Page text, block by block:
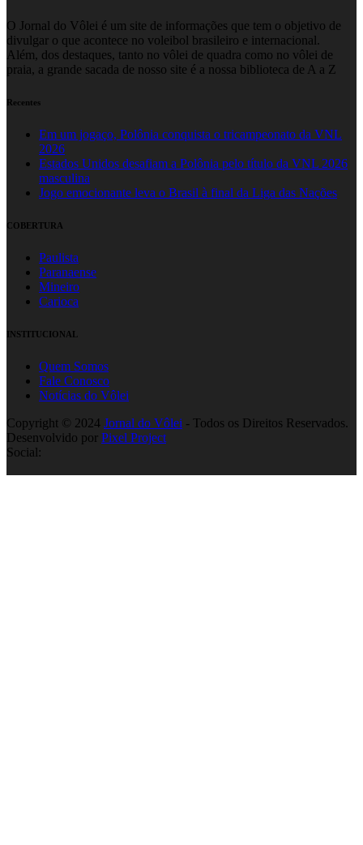
O Jornal do Vôlei é um site de informações que tem o objetivo de
divulgar o que acontece no voleibol brasileiro e internacional.
Além, dos destaques, tanto no vôlei de quadra como no vôlei de
praia, a grande sacada de nosso site é a nossa biblioteca de A a Z
Recentes
Em um jogaço, Polônia conquista o tricampeonato da VNL
2026
Estados Unidos desafiam a Polônia pelo título da VNL 2026
masculina
Jogo emocionante leva o Brasil à final da Liga das Nações
COBERTURA
Paulista
Paranaense
Mineiro
Carioca
INSTITUCIONAL
Quem Somos
Fale Conosco
Notícias do Vôlei
Copyright © 2024 Jornal do Vôlei - Todos os Direitos Reservados.
Desenvolvido por Pixel Project
Social: